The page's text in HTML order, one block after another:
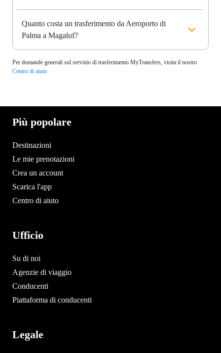
Quanto costa un trasferimento da Aeroporto di
Palma a Magaluf?
Per domande generali sul servizio di trasferimento MyTransfers, visita il nostro
Centro di aiuto
Più popolare
Destinazioni
Le mie prenotazioni
Crea un account
Scarica l'app
Centro di aiuto
Ufficio
Su di noi
Agenzie di viaggio
Conducenti
Piattaforma di conducenti
Legale